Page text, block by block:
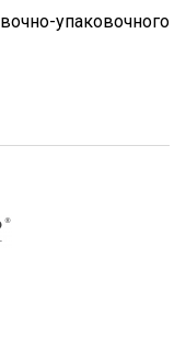
упаковочного